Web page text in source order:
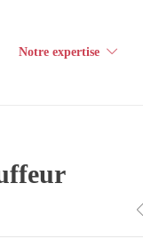
Notre expertise